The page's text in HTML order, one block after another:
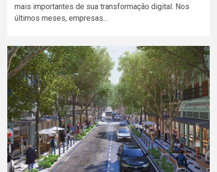
mais importantes de sua transformação digital. Nos
últimos meses, empresas...